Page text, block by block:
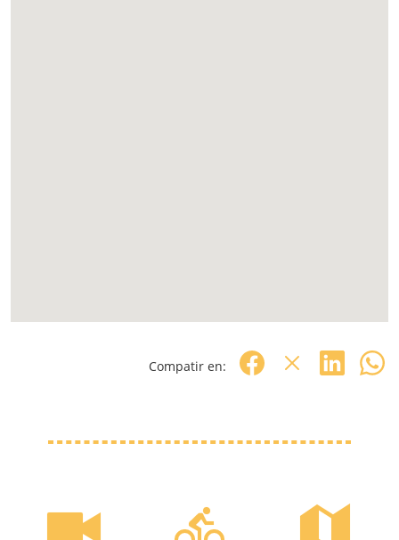
Compatir en: